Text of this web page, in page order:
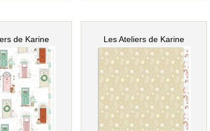
de Karine Les Ateliers de Karine